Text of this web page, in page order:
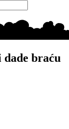
dade braću